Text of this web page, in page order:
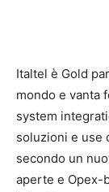
Italtel è Gold
mondo e vanta
system
soluzioni e use
secondo un
aperte e Opex-